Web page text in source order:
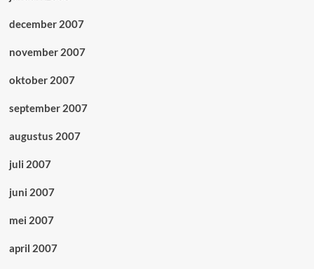
december 2007
november 2007
oktober 2007
september 2007
augustus 2007
juli 2007
juni 2007
mei 2007
april 2007